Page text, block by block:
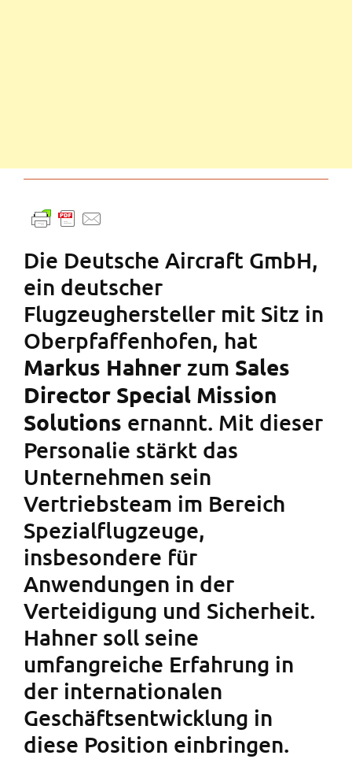
Die Deutsche Aircraft GmbH,
ein deutscher
Flugzeughersteller mit Sitz in
Oberpfaffenhofen, hat
Markus Hahner zum Sales
Director Special Mission
Solutions ernannt. Mit dieser
Personalie stärkt das
Unternehmen sein
Vertriebsteam im Bereich
Spezialflugzeuge,
insbesondere für
Anwendungen in der
Verteidigung und Sicherheit.
Hahner soll seine
umfangreiche Erfahrung in
der internationalen
Geschäftsentwicklung in
diese Position einbringen.